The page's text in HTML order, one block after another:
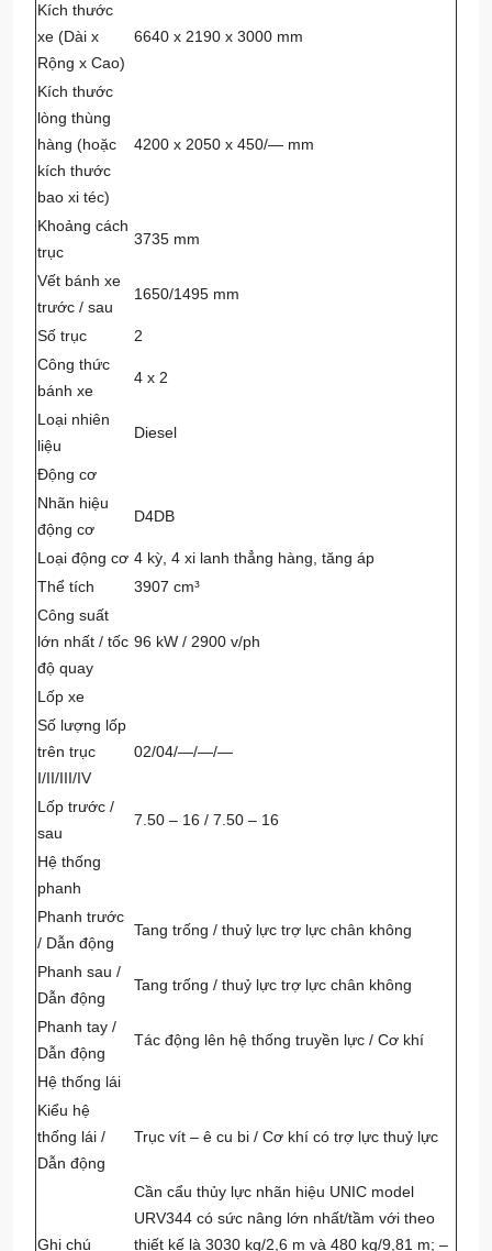
Kích thước
xe (Dài x
Rộng x Cao)
6640 x 2190 x 3000 mm
Kích thước
lòng thùng
hàng (hoặc
kích thước
bao xi téc)
4200 x 2050 x 450/— mm
Khoảng cách
trục
3735 mm
Vết bánh xe
trước / sau
1650/1495 mm
Số trục
2
Công thức
bánh xe
4 x 2
Loại nhiên
liệu
Diesel
Động cơ
Nhãn hiệu
động cơ
D4DB
Loại động cơ 4 kỳ, 4 xi lanh thẳng hàng, tăng áp
Thể tích
3907 cm³
Công suất
lớn nhất / tốc
độ quay
96 kW / 2900 v/ph
Lốp xe
Số lượng lốp
trên trục
I/II/III/IV
02/04/—/—/—
Lốp trước /
sau
7.50 – 16 / 7.50 – 16
Hệ thống
phanh
Phanh trước
/ Dẫn động
Tang trống / thuỷ lực trợ lực chân không
Phanh sau /
Dẫn động
Tang trống / thuỷ lực trợ lực chân không
Phanh tay /
Dẫn động
Tác động lên hệ thống truyền lực / Cơ khí
Hệ thống lái
Kiểu hệ
thống lái /
Dẫn động
Trục vít – ê cu bi / Cơ khí có trợ lực thuỷ lực
Ghi chú
Cần cẩu thủy lực nhãn hiệu UNIC model
URV344 có sức nâng lớn nhất/tầm với theo
thiết kế là 3030 kg/2,6 m và 480 kg/9,81 m; –